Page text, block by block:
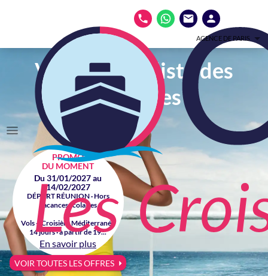
AGENCE DE PARIS
Votre spécialiste des
croisières
PROMO
DU MOMENT
Du 31/01/2027 au
14/02/2027
DÉPART RÉUNION · Hors
vacances scolaires
Vols + Croisière Méditerranée
14 jours · à partir de 19...
En savoir plus
VOIR TOUTES LES OFFRES